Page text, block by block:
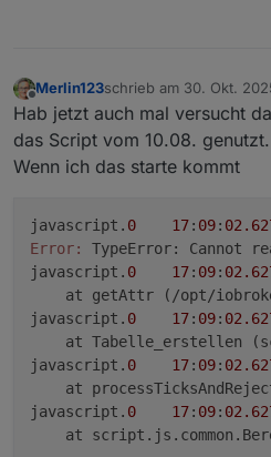
Offline
Merlin123schrieb am 30. Okt.
zuletzt editiert von
Hab jetzt auch mal versucht
das Script vom 10.08. genutzt.
Wenn ich das starte kommt
javascript. 0 17: 09:
Error:
TypeError: Cannot
javascript. 0 17: 09:
at getAttr (/opt/
javascript. 0 17: 09:
at Tabelle_erstellen
javascript. 0 17: 09:
at
javascript. 0 17: 09:
at